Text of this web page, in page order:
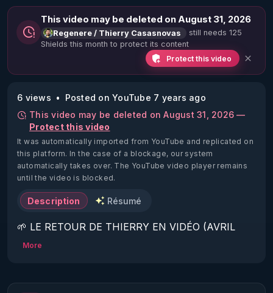
This video may be deleted on August 31, 2026
Regenere / Thierry Casasnovas
still needs 125
Shields this month to protect its content
Protect this video
6 views
Posted on YouTube 7 years ago
This video may be deleted on August 31, 2026 —
Protect this video
It was automatically imported from YouTube and replicated on
this platform. In the case of a blockage, our system
automatically takes over. The YouTube video player remains
until the video is blocked.
Description Résumé
🌱 LE RETOUR DE THIERRY EN VIDÉO (AVRIL
2022)!
https://www.rgnr.fr/presentation.html
More